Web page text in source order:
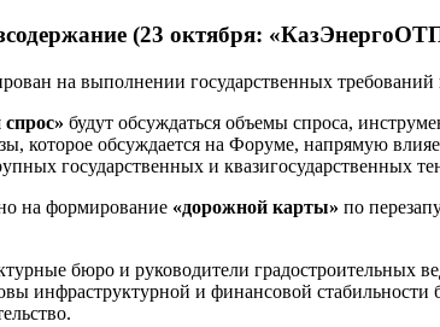
(23 октября:
на выполнении государственных
будут обсуждаться объемы спроса,
которое обсуждается на Форуме, напрямую
государственных и квазигосударственных
на формирование «дорожной карты» по
бюро и руководители градостроительных
инфраструктурной и финансовой